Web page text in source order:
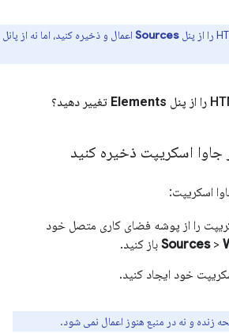
Sources اعمال و ذخیره کنید، اما نه از پانل
Elements تغییر دهید؟
جاوا اسکریپت ذخیره کنید
اسکریپت:
را از پوشه فضای کاری متصل خود
Sources>
باز کنید.
خود ایجاد کنید.
زنده و نه در منبع هنوز اعمال نمی شود.